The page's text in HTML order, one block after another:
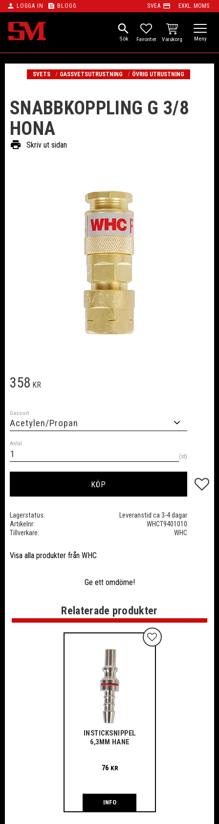
Meny
person LOGGA IN feed BLOGG SVEA payment EXKL. MOMS
search
FAVORITER
KUNDVAGN
SVETS GASSVETSUTRUSTNING ÖVRIG UTRUSTNING
SNABBKOPPLING G 3/8
HONA
print Skriv ut sidan
358 KR
Gassort
Antal
st
KÖP Lägg
Lagerstatus
Leveranstid ca 3-4 dagar
Artikelnr
WHCT9401010
Tillverkare
WHC
Visa alla produkter från WHC
Ge ett omdöme!
Relaterade produkter
INSTICKSNIPPEL
6,3MM HANE
76 KR
Lägg till i favoriter
INFO